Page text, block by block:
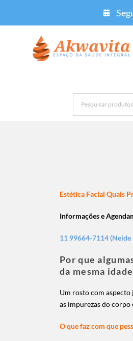
Estética Facial Quais
Informações e
11 99664-7114 (Neide
Por que
da mesma
Um rosto com
as impurezas do corpo
O que faz com que